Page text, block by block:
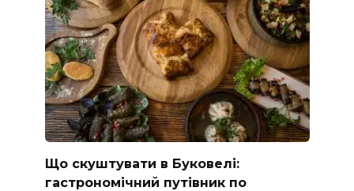
Що скуштувати в Буковелі:
гастрономічний путівник по